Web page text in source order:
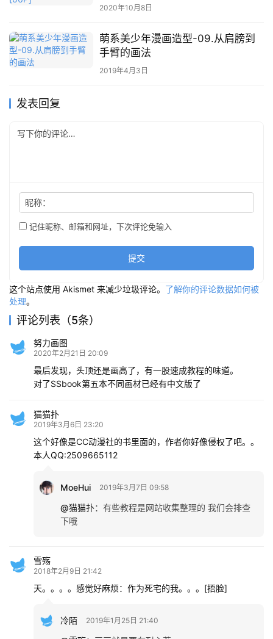
2020年10月8日
萌系美少年漫画造型-09.从肩膀到
手臂的画法
2019年4月3日
发表回复
昵称：
记住昵称、邮箱和网址，下次评论免输入
提交
这个站点使用 Akismet 来减少垃圾评论。 了解你的评论数据如何被
处理。
评论列表（5条）
努力画图
2020年2月21日 20:09
最后发现，头顶还是画高了，有一股速成教程的味道。
对了SSbook第五本不同画材已经有中文版了
猫猫扑
2019年3月6日 23:20
这个好像是CC动漫社的书里面的，作者你好像侵权了吧。。
本人QQ:2509665112
MoeHui 2019年3月7日 09:58
@猫猫扑： 有些教程是网站收集整理的 我们会排查
下哦
雪殇
2018年2月9日 21:42
天。。。。感觉好麻烦：作为死宅的我。。。[捂脸]
冷陌 2019年1月25日 21:40